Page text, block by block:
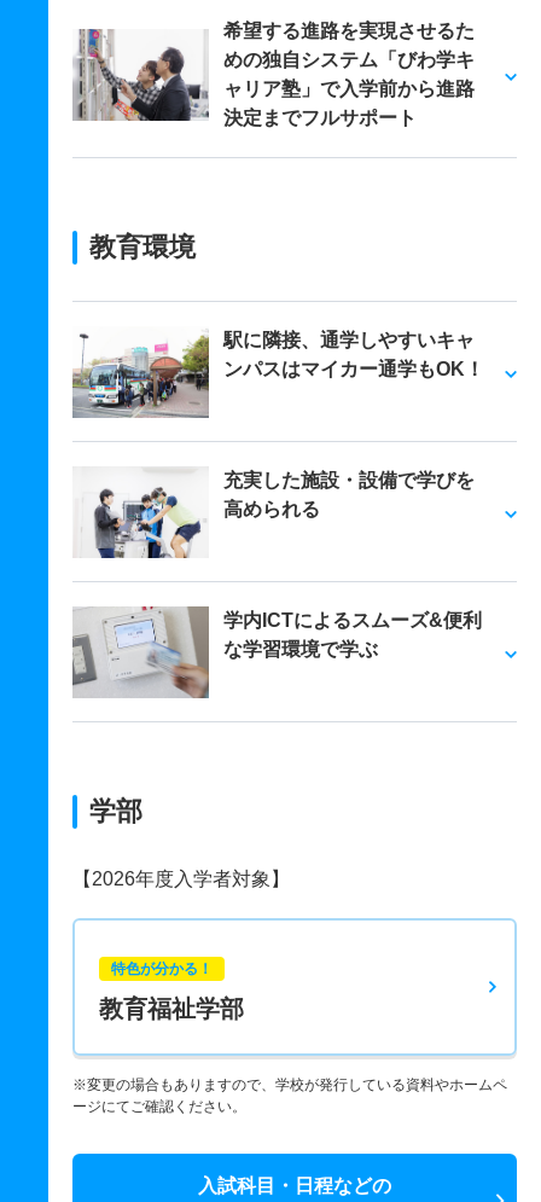
希望する進路を実現させるた
めの独自システム「びわ学キ
ャリア塾」で入学前から進路
決定までフルサポート
教育環境
駅に隣接、通学しやすいキャ
ンパスはマイカー通学もOK！
充実した施設・設備で学びを
高められる
学内ICTによるスムーズ&便利
な学習環境で学ぶ
学部
【2026年度入学者対象】
特色が分かる！
教育福祉学部
※変更の場合もありますので、学校が発行している資料やホームペ
ージにてご確認ください。
入試科目・日程などの